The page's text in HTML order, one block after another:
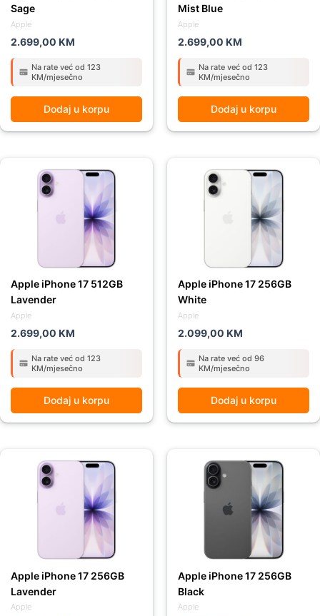
Apple
Sage
2.699,00 KM
Na rate već od 123
KM/mjesečno
Dodaj u korpu
Apple
Mist Blue
2.699,00 KM
Na rate već od 123
KM/mjesečno
Dodaj u korpu
Apple
Apple iPhone 17 512GB
Lavender
2.699,00 KM
Na rate već od 123
KM/mjesečno
Dodaj u korpu
Apple
Apple iPhone 17 256GB
White
2.099,00 KM
Na rate već od 96
KM/mjesečno
Dodaj u korpu
Apple
Apple iPhone 17 256GB
Lavender
Apple
Apple iPhone 17 256GB
Black